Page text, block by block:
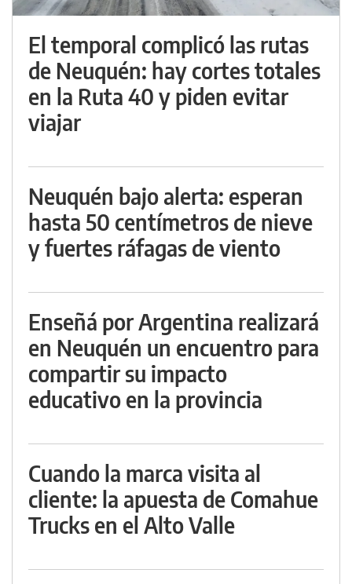
El temporal complicó las rutas
de Neuquén: hay cortes totales
en la Ruta 40 y piden evitar
viajar
Neuquén bajo alerta: esperan
hasta 50 centímetros de nieve
y fuertes ráfagas de viento
Enseñá por Argentina realizará
en Neuquén un encuentro para
compartir su impacto
educativo en la provincia
Cuando la marca visita al
cliente: la apuesta de Comahue
Trucks en el Alto Valle